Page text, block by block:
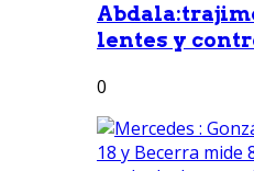
lentes y
0